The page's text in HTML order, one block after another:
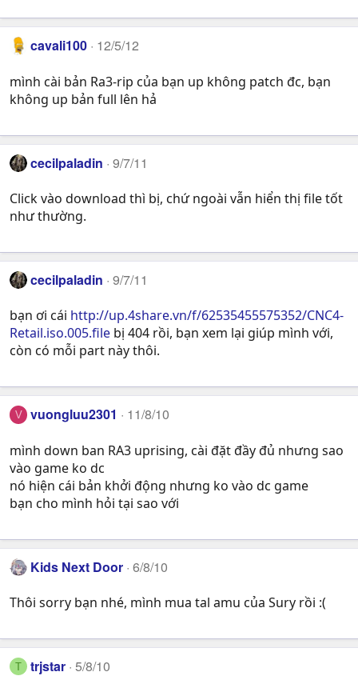
cavali100 12/5/12
mình cài bản Ra3-rip của bạn up không patch đc, bạn
không up bản full lên hả
cecilpaladin 9/7/11
Click vào download thì bị, chứ ngoài vẫn hiển thị file tốt
như thường.
cecilpaladin 9/7/11
bạn ơi cái http://up.4share.vn/f/62535455575352/CNC4-
Retail.iso.005.file bị 404 rồi, bạn xem lại giúp mình với,
còn có mỗi part này thôi.
V vuongluu2301 11/8/10
mình down ban RA3 uprising, cài đặt đầy đủ nhưng sao
vào game ko dc
nó hiện cái bản khởi động nhưng ko vào dc game
bạn cho mình hỏi tại sao với
Kids Next Door 6/8/10
Thôi sorry bạn nhé, mình mua tal amu của Sury rồi :(
T trjstar 5/8/10